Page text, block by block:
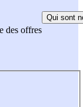
des offres
Qui sont